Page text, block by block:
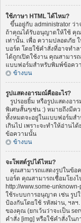
ใช้ภาษา HTML ได้ไหม?
ขึ้นอยู่กับ administrator ว่
ถ้าคุณได้รับอนุญาตให้ใช้ คุณ
เท่านั้น. เพื่อ ความปลอดภัย
บอร์ด โดยใช้คำสั่งที่อาจทำ
ได้ถูกเปิดใช้งาน คุณสามาร
แบบฟอร์มสำหรับพิมพ์ข้อคว
ข้างบน
รูปแสดงอารมณ์คืออะไร?
รูปรอยยิ้ม หรือรูปแสดงอา
พิเศษสั้นๆเช่น :) หมายถึงมีค
ทั้งหมดจะอยู่ในแบบฟอร์มส
เกินไป เพราะจะทำให้อ่านไ
ข้อความนั้น
ข้างบน
จะโพสต์รูปได้ไหม?
คุณสามารถแสดงรูปในข้อ
บอร์ด คุณสามารถเชื่อมโยงไ
http://www.some-
ใช้ระบบการอนุญาต เช่น รูป
ป้องกันโดยใช้ รหัสผ่าน, ฯลฯ
ของคุณ (ยกเว้นว่าจะเป็น
คำสั่ง [img] หรือใช้คำสั่งใน